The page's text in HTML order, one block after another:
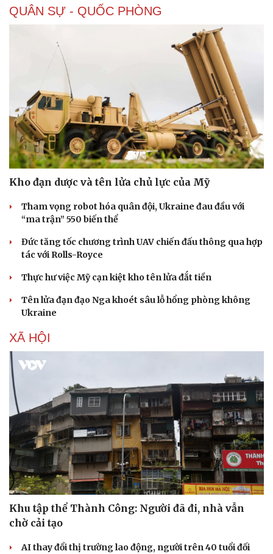
QUÂN SỰ - QUỐC PHÒNG
Kho đạn dược và tên lửa chủ lực của Mỹ
Tham vọng robot hóa quân đội, Ukraine đau đầu với
“ma trận” 550 biến thể
Đức tăng tốc chương trình UAV chiến đấu thông qua hợp
tác với Rolls-Royce
Thực hư việc Mỹ cạn kiệt kho tên lửa đắt tiền
Tên lửa đạn đạo Nga khoét sâu lỗ hổng phòng không
Ukraine
XÃ HỘI
Khu tập thể Thành Công: Người đã đi, nhà vẫn
chờ cải tạo
AI thay đổi thị trường lao động, người trên 40 tuổi đối